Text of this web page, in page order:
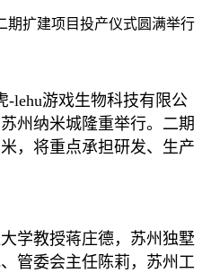
期扩建项目投产仪式圆满举行
-lehu游戏生物科技有限公
州纳米城隆重举行。二期
，将重点承担研发、生产
学教授蒋庄德，苏州独墅
管委会主任陈莉，苏州工